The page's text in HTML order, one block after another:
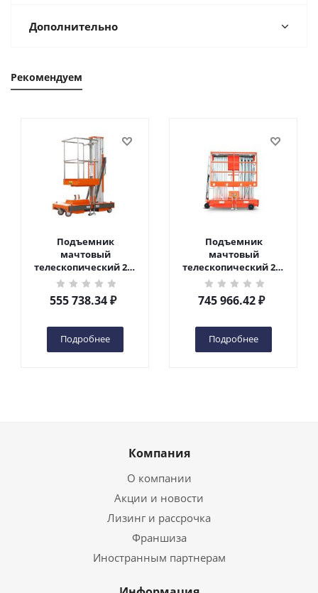
Дополнительно
Рекомендуем
Подъемник
мачтовый
телескопический 200
кг 6 м TOR GTWY6-200S
DC 2-мачтовый
(автономный) (G) в
555 738.34₽
Подробнее
Подъемник
мачтовый
телескопический 200
кг 10 м TOR GTWY10-
200S DC 2-мачтовый
(автономный) (N) в
745 966.42₽
Подробнее
Компания
О компании
Акции и новости
Лизинг и рассрочка
Франшиза
Иностранным партнерам